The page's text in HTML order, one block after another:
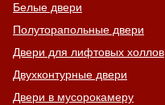
Белые двери
Полуторапольные двери
Двери для лифтовых холлов
Двухконтурные двери
Двери в мусорокамеру